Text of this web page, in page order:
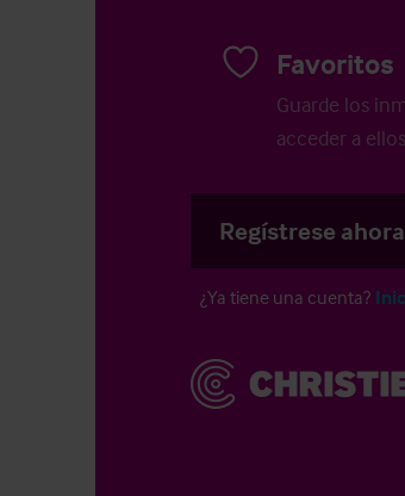
Favoritos
Guarde los
acceder a
Regístrese ahora
¿Ya tiene una cuenta?